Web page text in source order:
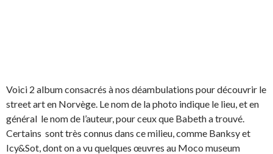
Voici 2 album consacrés à nos déambulations pour découvrir le
street art en Norvège. Le nom de la photo indique le lieu, et en
général le nom de l’auteur, pour ceux que Babeth a trouvé.
Certains sont très connus dans ce milieu, comme Banksy et
Icy&Sot, dont on a vu quelques œuvres au Moco museum